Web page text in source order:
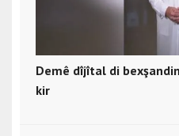
Demê dîjîtal di
kir